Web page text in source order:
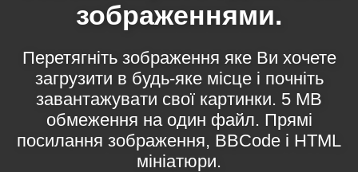
зображеннями.
Перетягніть зображення яке Ви хочете
загрузити в будь-яке місце і почніть
завантажувати свої картинки. 5 MB
обмеження на один файл. Прямі
посилання зображення, BBCode і HTML
мініатюри.